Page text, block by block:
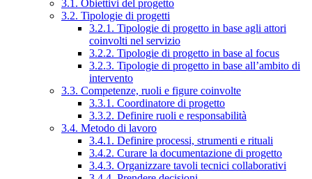
3.1. Obiettivi del progetto
3.2. Tipologie di progetti
3.2.1. Tipologie di progetto in base agli attori
coinvolti nel servizio
3.2.2. Tipologie di progetto in base al focus
3.2.3. Tipologie di progetto in base all’ambito di
intervento
3.3. Competenze, ruoli e figure coinvolte
3.3.1. Coordinatore di progetto
3.3.2. Definire ruoli e responsabilità
3.4. Metodo di lavoro
3.4.1. Definire processi, strumenti e rituali
3.4.2. Curare la documentazione di progetto
3.4.3. Organizzare tavoli tecnici collaborativi